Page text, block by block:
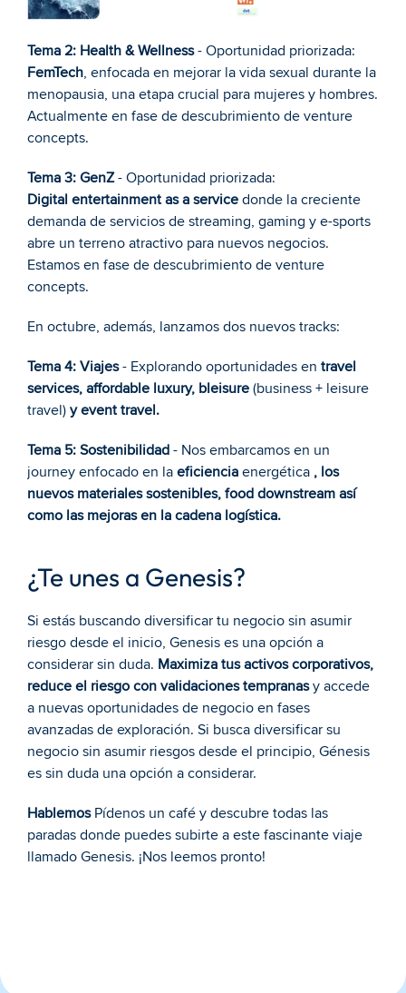
Tema 2: Health & Wellness - Oportunidad priorizada:
FemTech, enfocada en mejorar la vida sexual durante la
menopausia, una etapa crucial para mujeres y hombres.
Actualmente en fase de descubrimiento de venture
concepts.
Tema 3: GenZ - Oportunidad priorizada:
Digital entertainment as a service donde la creciente
demanda de servicios de streaming, gaming y e-sports
abre un terreno atractivo para nuevos negocios.
Estamos en fase de descubrimiento de venture
concepts.
En octubre, además, lanzamos dos nuevos tracks:
Tema 4: Viajes - Explorando oportunidades en travel
services, affordable luxury, bleisure (business + leisure
travel) y event travel.
Tema 5: Sostenibilidad - Nos embarcamos en un
journey enfocado en la eficiencia energética , los
nuevos materiales sostenibles, food downstream así
como las mejoras en la cadena logística.
¿Te unes a Genesis?
Si estás buscando diversificar tu negocio sin asumir
riesgo desde el inicio, Genesis es una opción a
considerar sin duda. Maximiza tus activos corporativos,
reduce el riesgo con validaciones tempranas y accede
a nuevas oportunidades de negocio en fases
avanzadas de exploración. Si busca diversificar su
negocio sin asumir riesgos desde el principio, Génesis
es sin duda una opción a considerar.
Hablemos Pídenos un café y descubre todas las
paradas donde puedes subirte a este fascinante viaje
llamado Genesis. ¡Nos leemos pronto!